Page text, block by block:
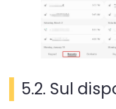
5.2. Sul